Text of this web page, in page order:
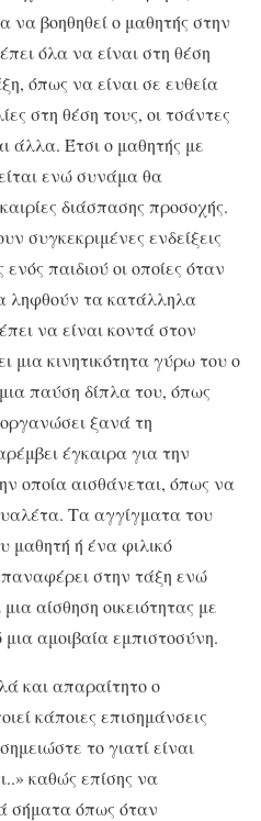
να βοηθηθεί ο μαθητής στην
όλα να είναι στη θέση
όπως να είναι σε ευθεία
στη θέση τους, οι τσάντες
άλλα. Έτσι ο μαθητής με
ενώ συνάμα θα
διάσπασης προσοχής.
συγκεκριμένες ενδείξεις
παιδιού οι οποίες όταν
ληφθούν τα κατάλληλα
να είναι κοντά στον
μια κινητικότητα γύρω του ο
παύση δίπλα του, όπως
ξανά τη
έγκαιρα για την
οποία αισθάνεται, όπως να
Τα αγγίγματα του
μαθητή ή ένα φιλικό
στην τάξη ενώ
αίσθηση οικειότητας με
αμοιβαία εμπιστοσύνη.
και απαραίτητο ο
κάποιες επισημάνσεις
το γιατί είναι
καθώς επίσης να
σήματα όπως όταν